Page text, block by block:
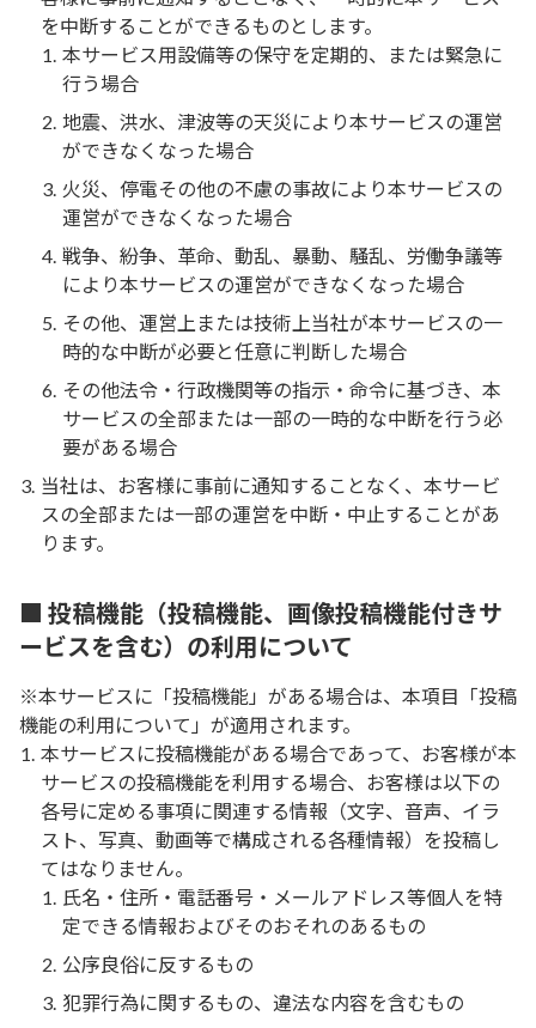
を中断することができるものとします。
本サービス用設備等の保守を定期的、または緊急に
行う場合
地震、洪水、津波等の天災により本サービスの運営
ができなくなった場合
火災、停電その他の不慮の事故により本サービスの
運営ができなくなった場合
戦争、紛争、革命、動乱、暴動、騒乱、労働争議等
により本サービスの運営ができなくなった場合
その他、運営上または技術上当社が本サービスの一
時的な中断が必要と任意に判断した場合
その他法令・行政機関等の指示・命令に基づき、本
サービスの全部または一部の一時的な中断を行う必
要がある場合
当社は、お客様に事前に通知することなく、本サービ
スの全部または一部の運営を中断・中止することがあ
ります。
■ 投稿機能（投稿機能、画像投稿機能付きサ
ービスを含む）の利用について
※本サービスに「投稿機能」がある場合は、本項目「投稿
機能の利用について」が適用されます。
本サービスに投稿機能がある場合であって、お客様が本
サービスの投稿機能を利用する場合、お客様は以下の
各号に定める事項に関連する情報（文字、音声、イラ
スト、写真、動画等で構成される各種情報）を投稿し
てはなりません。
氏名・住所・電話番号・メールアドレス等個人を特
定できる情報およびそのおそれのあるもの
公序良俗に反するもの
犯罪行為に関するもの、違法な内容を含むもの